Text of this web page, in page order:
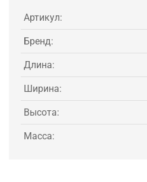
Артикул:
Бренд:
Длина:
Ширина:
Высота:
Масса: